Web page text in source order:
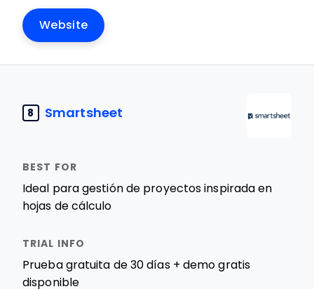
Website
8 Smartsheet
Ideal para gestión de proyectos inspirada en
hojas de cálculo
Prueba gratuita de 30 días + demo gratis
disponible